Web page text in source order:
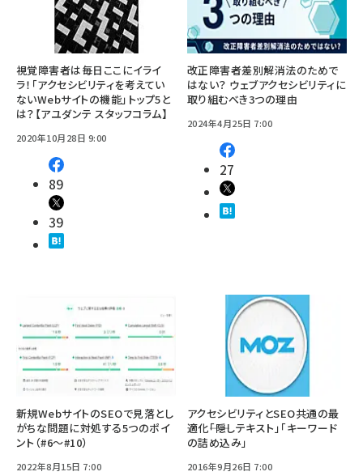
視覚障害者は毎日ここにイライ
ラ！「アクセシビリティを考えてい
ないWebサイトの機能」トップ5と
は？【アユダンテ スタッフコラム】
2020年10月28日 9:00
89
39
改正障害者差別解消法のためで
はない？ ウェブアクセシビリティに
取り組むべき3つの理由
2024年4月25日 7:00
27
新規WebサイトのSEOで見落とし
がちな問題に対処する5つのポイ
ント（#6～#10）
2022年8月15日 7:00
アクセシビリティとSEO共通の最
適化――「隠しテキスト」「キーワード
の詰め込み」
2016年9月26日 7:00